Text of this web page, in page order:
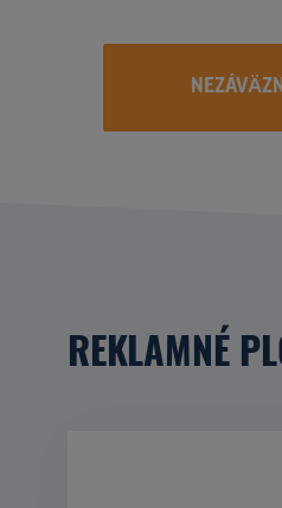
REKLAMNÉ